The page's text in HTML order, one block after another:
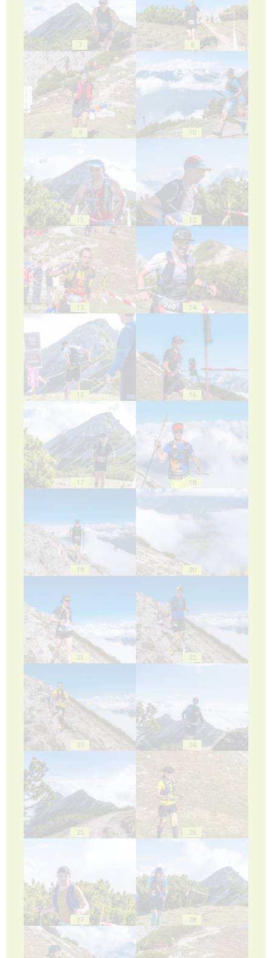
7 8
9 10
11 12
13 14
15 16
17 18
19 20
21 22
23 24
25 26
27 28